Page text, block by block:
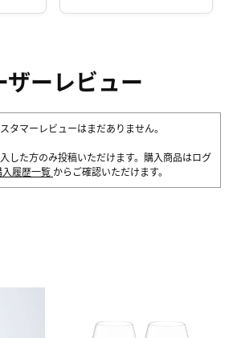
ザーレビュー
タマーレビューはまだありません。
した方のみ投稿いただけます。購入商品はログ
入履歴一覧 からご確認いただけます。